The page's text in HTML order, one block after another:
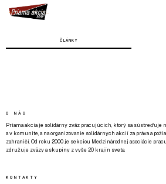
ČLÁNKY
O NÁS
Priama akcia je solidárny zväz pracujúcich, ktorý sa sústreďuje
a v komunite, a na organizovanie solidárnych akcií za práva a
zahraničí. Od roku 2000 je sekciou Medzinárodnej asociácie
združuje zväzy a skupiny z vyše 20 krajín sveta.
KONTAKTY